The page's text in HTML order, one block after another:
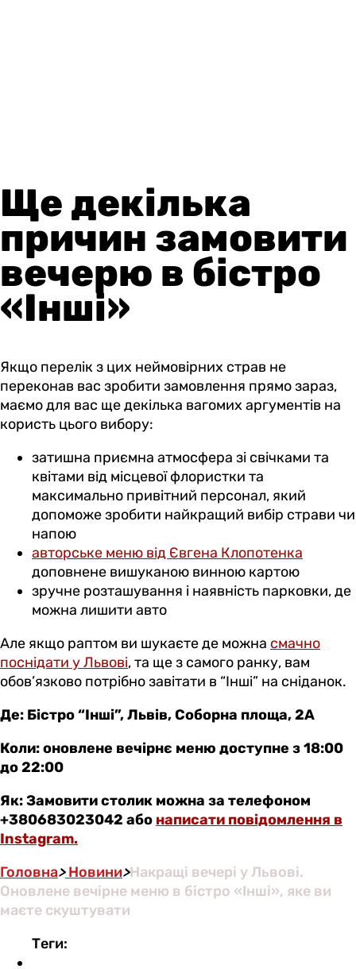
Ще декілька
причин замовити
вечерю в бістро
«Інші»
Якщо перелік з цих неймовірних страв не
переконав вас зробити замовлення прямо зараз,
маємо для вас ще декілька вагомих аргументів на
користь цього вибору:
затишна приємна атмосфера зі свічками та
квітами від місцевої флористки та
максимально привітний персонал, який
допоможе зробити найкращий вибір страви чи
напою
авторське меню від Євгена Клопотенка
доповнене вишуканою винною картою
зручне розташування і наявність парковки, де
можна лишити авто
Але якщо раптом ви шукаєте де можна смачно
поснідати у Львові, та ще з самого ранку, вам
обов’язково потрібно завітати в “Інші” на сніданок.
Де: Бістро “Інші”, Львів, Соборна площа, 2А
Коли: оновлене вечірнє меню доступне з 18:00
до 22:00
Як: Замовити столик можна за телефоном
+380683023042 або написати повідомлення в
Instagram.
Головна>Новини>Накращі вечері у Львові.
Оновлене вечірне меню в бістро «Інші», яке ви
маєте скуштувати
Теги: